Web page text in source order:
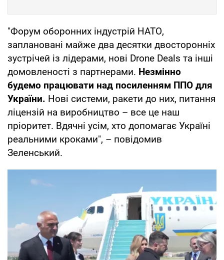
"Форум оборонних індустрій НАТО,
заплановані майже два десятки двосторонніх
зустрічей із лідерами, нові Drone Deals та інші
домовленості з партнерами. Незмінно
будемо працювати над посиленням ППО для
України. Нові системи, ракети до них, питання
ліцензій на виробництво – все це наш
пріоритет. Вдячні усім, хто допомагає Україні
реальними кроками", – повідомив
Зеленський.